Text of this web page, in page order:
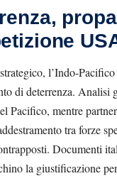
l’Indo-
di deterrenza. Analisi
Pacifico, mentre
tra forze
Documenti
la giustificazione